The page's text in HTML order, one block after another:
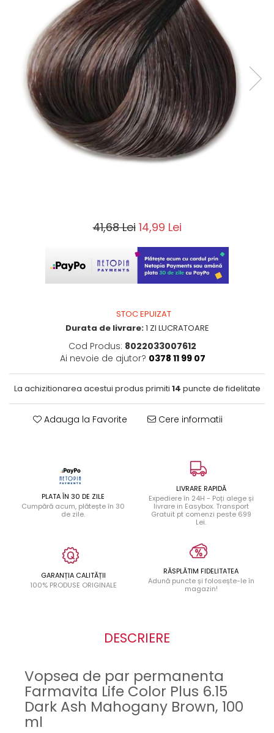
41,68 Lei 14,99 Lei
STOC EPUIZAT
Durata de livrare:1 ZI LUCRATOARE
Cod Produs: 8022033007612
Ai nevoie de ajutor? 0378 11 99 07
La achizitionarea acestui produs primiti 14 puncte de fidelitate
Adauga la Favorite Cere informatii
PLATA ÎN 30 DE ZILE
Cumpără acum, plătește în 30
de zile.
LIVRARE RAPIDĂ
Expediere în 24H - Poți alege și
livrare in Easybox. Transport
Gratuit pt comenzi peste 699
Lei.
GARANȚIA CALITĂȚII
100% PRODUSE ORIGINALE
RĂSPLĂTIM FIDELITATEA
Adună puncte și folosește-le în
magazin!
DESCRIERE
Vopsea de par permanenta
Farmavita Life Color Plus 6.15
Dark Ash Mahogany Brown, 100
ml